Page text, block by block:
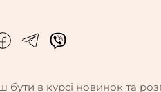
бути в курсі новинок та